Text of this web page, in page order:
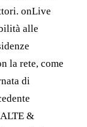
onLive
alle
la rete, come
di
&